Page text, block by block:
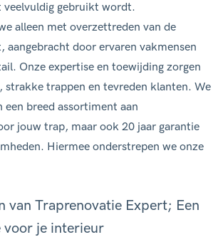
veelvuldig gebruikt wordt.
alleen met overzettreden van de
aangebracht door ervaren vakmensen
Onze expertise en toewijding zorgen
strakke trappen en tevreden klanten. We
een breed assortiment aan
jouw trap, maar ook 20 jaar garantie
Hiermee onderstrepen we onze
van Traprenovatie Expert; Een
voor je interieur